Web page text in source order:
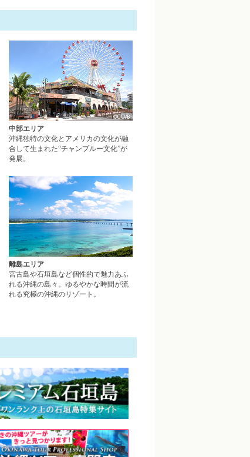
北部エリアページへ
中部エリア
沖縄独特の文化とアメリカの文化が融
合して生まれた“チャンプルー文化”が
発展。
やんばるエリアページへ
離島エリア
宮古島や石垣島など個性的で魅力あふ
れる沖縄の島々。ゆるやかな時間が流
れる究極の沖縄のリゾート。